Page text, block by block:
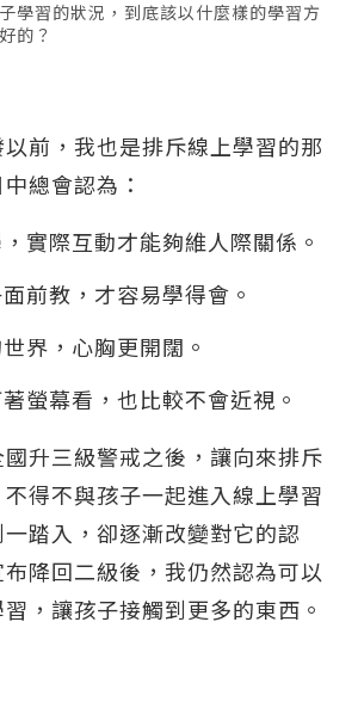
學習的狀況，到底該以什麼樣的學習方
的？
前，我也是排斥線上學習的那
總會認為：
實際互動才能夠維人際關係。
前教，才容易學得會。
界，心胸更開闊。
螢幕看，也比較不會近視。
升三級警戒之後，讓向來排斥
得不與孩子一起進入線上學習
踏入，卻逐漸改變對它的認
降回二級後，我仍然認為可以
，讓孩子接觸到更多的東西。